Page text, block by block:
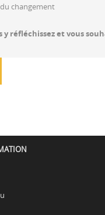
changement
y réfléchissez et vous